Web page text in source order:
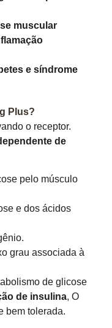
muscular
e síndrome
Plus?
o receptor.
de
pelo músculo
e dos ácidos
grau associada à
de glicose
de insulina, O
bem tolerada.